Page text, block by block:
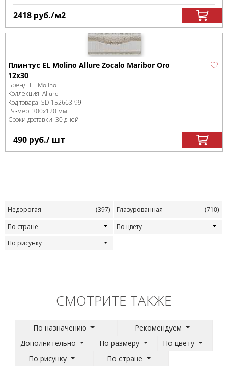
2418 руб./м2
Плинтус EL Molino Allure Zocalo Maribor Oro
12x30
Бренд: EL Molino
Коллекция: Allure
Код товара: SD-152663-99
Размер: 300x120 мм
Сроки доставки: 30 дней
490 руб./ шт
Недорогая (397) Глазурованная
(710)
По стране
По цвету
По рисунку
СМОТРИТЕ ТАКЖЕ
По назначению
Рекомендуем
Дополнительно
По размеру
По цвету
По рисунку
По стране